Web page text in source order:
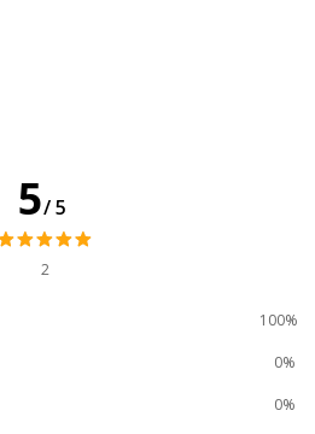
3020122350224,3130630132035
5/5
2
100%
0%
0%